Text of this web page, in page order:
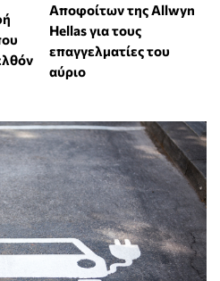
Αποφοίτων της Allwyn
Hellas για τους
επαγγελματίες του
αύριο